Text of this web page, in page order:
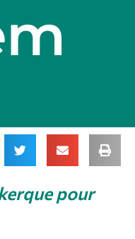
pour